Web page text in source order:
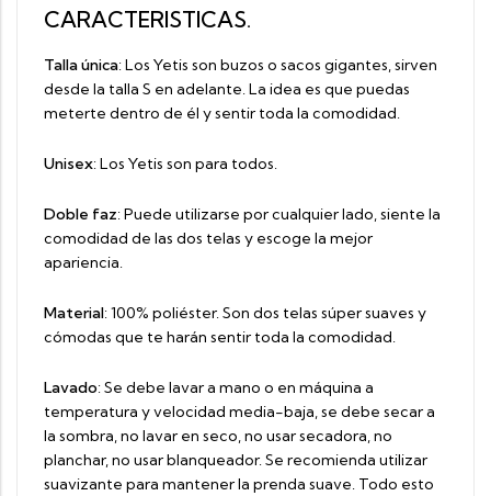
CARACTERISTICAS.
Talla única: Los Yetis son buzos o sacos gigantes, sirven
desde la talla S en adelante. La idea es que puedas
meterte dentro de él y sentir toda la comodidad.
Unisex: Los Yetis son para todos.
Doble faz: Puede utilizarse por cualquier lado, siente la
comodidad de las dos telas y escoge la mejor
apariencia.
Material: 100% poliéster. Son dos telas súper suaves y
cómodas que te harán sentir toda la comodidad.
Lavado: Se debe lavar a mano o en máquina a
temperatura y velocidad media-baja, se debe secar a
la sombra, no lavar en seco, no usar secadora, no
planchar, no usar blanqueador. Se recomienda utilizar
suavizante para mantener la prenda suave. Todo esto